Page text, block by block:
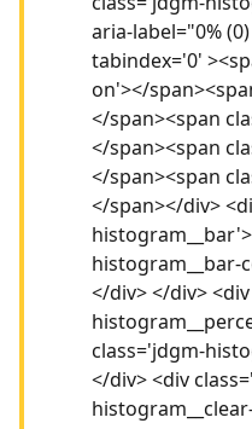
aria-label="0%
tabindex='0'
on'></
</span><span
</span><span
</span><span
</span></div>
histogram__bar-
</div> </div>
class='jdgm-
</div> <div